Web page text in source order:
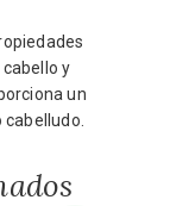
y
un